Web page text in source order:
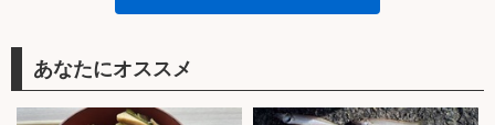
あなたにオススメ